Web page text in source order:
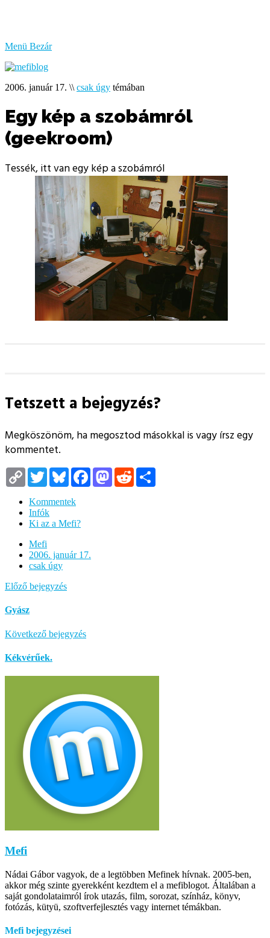
Menü Bezár
2006. január 17. \\ csak úgy témában
Egy kép a szobámról
(geekroom)
Tessék, itt van egy kép a szobámról
Tetszett a bejegyzés?
Megköszönöm, ha megosztod másokkal is vagy írsz egy
kommentet.
Copy
Link
TwitterBlueskyFacebookMastodon
Reddit
Kommentek
Infók
Ki az a Mefi?
Mefi
2006. január 17.
csak úgy
Előző bejegyzés
Gyász
Következő bejegyzés
Kékvérűek.
Mefi
Nádai Gábor vagyok, de a legtöbben Mefinek hívnak. 2005-ben,
akkor még szinte gyerekként kezdtem el a mefiblogot. Általában a
saját gondolataimról írok utazás, film, sorozat, színház, könyv,
fotózás, kütyü, szoftverfejlesztés vagy internet témákban.
Mefi bejegyzései